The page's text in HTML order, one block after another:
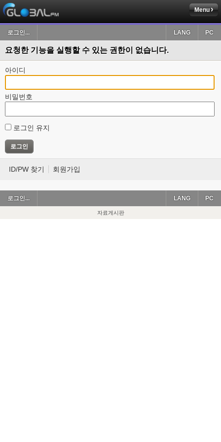
Menu
로그인... PC
LANG
요청한 기능을 실행할 수 있는 권한이 없습니다.
아이디
비밀번호
로그인 유지
ID/PW 찾기 회원가입
로그인... PC
LANG
자료게시판